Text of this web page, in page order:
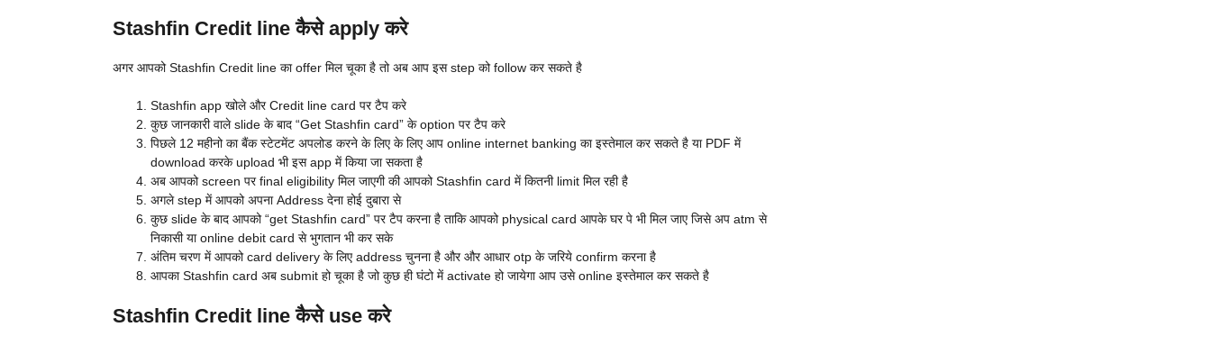
Stashfin Credit line कैसे apply करे
अगर आपको Stashfin Credit line का offer मिल चूका है तो अब आप इस step को follow कर सकते है
Stashfin app खोले और Credit line card पर टैप करे
कुछ जानकारी वाले slide के बाद “Get Stashfin card” के option पर टैप करे
पिछले 12 महीनो का बैंक स्टेटमेंट अपलोड करने के लिए के लिए आप online internet banking का इस्तेमाल कर सकते है या PDF में
download करके upload भी इस app में किया जा सकता है
अब आपको screen पर final eligibility मिल जाएगी की आपको Stashfin card में कितनी limit मिल रही है
अगले step में आपको अपना Address देना होई दुबारा से
कुछ slide के बाद आपको “get Stashfin card” पर टैप करना है ताकि आपको physical card आपके घर पे भी मिल जाए जिसे अप atm से
निकासी या online debit card से भुगतान भी कर सके
अंतिम चरण में आपको card delivery के लिए address चुनना है और और आधार otp के जरिये confirm करना है
आपका Stashfin card अब submit हो चूका है जो कुछ ही घंटो में activate हो जायेगा आप उसे online इस्तेमाल कर सकते है
Stashfin Credit line कैसे use करे